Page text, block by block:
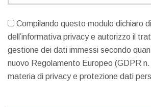
Compilando questo modulo dichiaro
dell’informativa privacy e autorizzo il
gestione dei dati immessi secondo
nuovo Regolamento Europeo (GDPR
materia di privacy e protezione dati